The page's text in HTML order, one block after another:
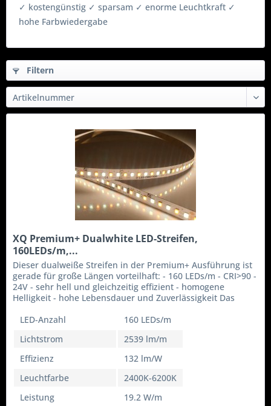
✓ kostengünstig ✓ sparsam ✓ enorme Leuchtkraft ✓
hohe Farbwiedergabe
Filtern
XQ Premium+ Dualwhite LED-Streifen,
160LEDs/m,...
Dieser dualweiße Streifen in der Premium+ Ausführung ist
gerade für große Längen vorteilhaft: - 160 LEDs/m - CRI>90 -
24V - sehr hell und gleichzeitig effizient - homogene
Helligkeit - hohe Lebensdauer und Zuverlässigkeit Das
LED-Anzahl
160 LEDs/m
Lichtstrom
2539 lm/m
Effizienz
132 lm/W
Leuchtfarbe
2400K-6200K
Leistung
19.2 W/m